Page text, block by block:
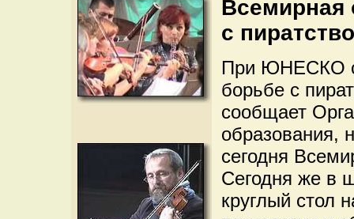
Всемирная
с
При ЮНЕСКО
борьбе с
сообщает
образования,
сегодня
Сегодня же в
круглый стол